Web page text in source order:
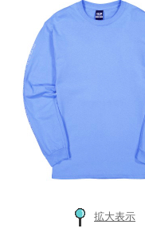
拡大表示